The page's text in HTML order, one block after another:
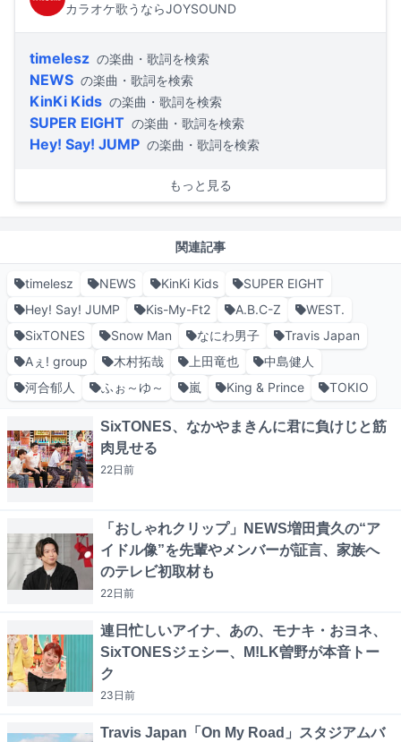
カラオケ歌うならJOYSOUND
timelesz の楽曲・歌詞を検索
NEWS の楽曲・歌詞を検索
KinKi Kids の楽曲・歌詞を検索
SUPER EIGHT の楽曲・歌詞を検索
Hey! Say! JUMP の楽曲・歌詞を検索
もっと見る
関連記事
timelesz NEWS KinKi Kids
SUPER EIGHT
Hey! Say! JUMP
Kis-My-Ft2 A.B.C-Z
WEST.
SixTONES
Snow Man なにわ男子
Travis Japan
Aぇ! group
木村拓哉 上田竜也
中島健人
河合郁人
ふぉ～ゆ～ 嵐 King & Prince TOKIO
SixTONES、なかやまきんに君に負けじと筋
肉見せる
22日前
「おしゃれクリップ」NEWS増田貴久の“ア
イドル像”を先輩やメンバーが証言、家族へ
のテレビ初取材も
22日前
連日忙しいアイナ、あの、モナキ・おヨネ、
SixTONESジェシー、M!LK曽野が本音トー
ク
23日前
Travis Japan「On My Road」スタジアムバ